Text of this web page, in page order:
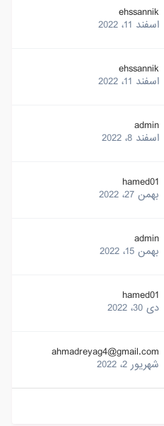
ehssannik
اسفند 11، 2022
ehssannik
اسفند 11، 2022
admin
اسفند 8، 2022
hamed01
بهمن 27، 2022
admin
بهمن 15، 2022
hamed01
دی 30، 2022
ahmadreyag4@gmail.com
شهریور 2، 2022